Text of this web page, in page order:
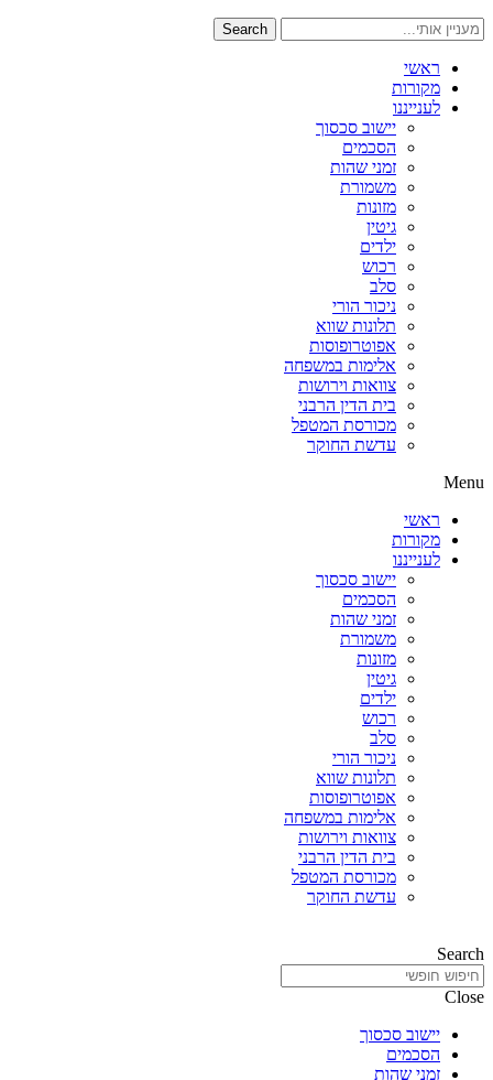
Search
ראשי
מקורות
לענייננו
יישוב סכסוך
הסכמים
זמני שהות
משמורת
מזונות
גיטין
ילדים
רכוש
סלב
ניכור הורי
תלונות שווא
אפוטרופוסות
אלימות במשפחה
צוואות וירושות
בית הדין הרבני
מכורסת המטפל
עדשת החוקר
Menu
ראשי
מקורות
לענייננו
יישוב סכסוך
הסכמים
זמני שהות
משמורת
מזונות
גיטין
ילדים
רכוש
סלב
ניכור הורי
תלונות שווא
אפוטרופוסות
אלימות במשפחה
צוואות וירושות
בית הדין הרבני
מכורסת המטפל
עדשת החוקר
Search
Close
יישוב סכסוך
הסכמים
זמני שהות